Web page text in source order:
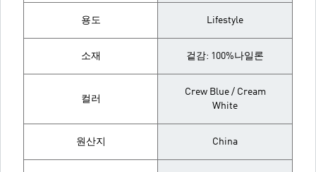
용도 Lifestyle
소재 겉감: 100%나일론
컬러
Crew Blue / Cream
White
원산지 China